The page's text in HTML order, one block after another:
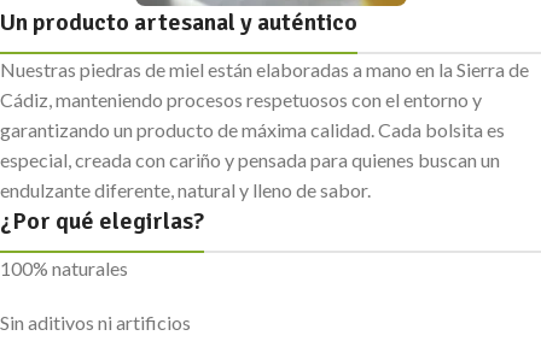
Un producto artesanal y auténtico
Nuestras piedras de miel están elaboradas a mano en la Sierra de
Cádiz, manteniendo procesos respetuosos con el entorno y
garantizando un producto de máxima calidad. Cada bolsita es
especial, creada con cariño y pensada para quienes buscan un
endulzante diferente, natural y lleno de sabor.
¿Por qué elegirlas?
100% naturales
Sin aditivos ni artificios